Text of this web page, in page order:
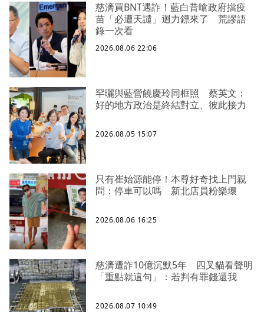
慈濟買BNT遇詐！藍白昔嗆政府擋疫
苗「必遭天譴」迴力鏢來了 荒謬語
錄一次看
2026.08.06 22:06
罕曬與藍營饒慶玲同框照 蔡英文：
好的地方政治是終結對立、彼此接力
2026.08.05 15:07
只有崔始源能停！本尊好奇找上門親
問：停車可以嗎 新北店員粉樂壞
2026.08.06 16:25
慈濟遭詐10億沉默5年 四叉貓看聲明
「重點就這句」：若判有罪錢還我
2026.08.07 10:49